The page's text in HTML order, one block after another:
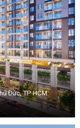
Đức, TP HCM